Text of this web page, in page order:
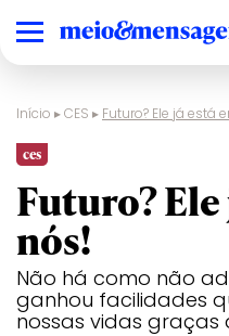
Início ▸CES ▸ Futuro? Ele já está
ces
Futuro?
nós!
Não há como não
ganhou facilidades
nossas vidas graças